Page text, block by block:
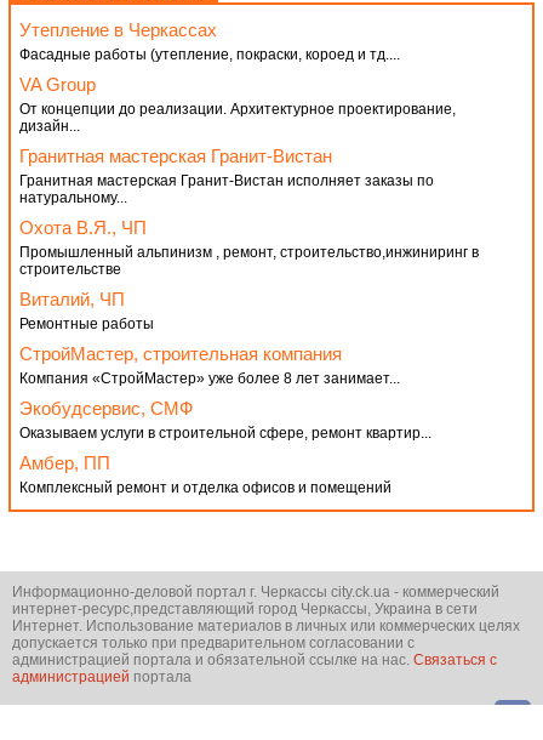
Утепление в Черкассах
Фасадные работы (утепление, покраски, короед и тд....
VA Group
От концепции до реализации. Архитектурное проектирование,
дизайн...
Гранитная мастерская Гранит-Вистан
Гранитная мастерская Гранит-Вистан исполняет заказы по
натуральному...
Охота В.Я., ЧП
Промышленный альпинизм , ремонт, строительство,инжиниринг в
строительстве
Виталий, ЧП
Ремонтные работы
СтройМастер, строительная компания
Компания «СтройМастер» уже более 8 лет занимает...
Экобудсервис, СМФ
Оказываем услуги в строительной сфере, ремонт квартир...
Амбер, ПП
Комплексный ремонт и отделка офисов и помещений
Информационно-деловой портал г. Черкассы city.ck.ua - коммерческий
интернет-ресурс,представляющий город Черкассы, Украина в сети
Интернет. Использование материалов в личных или коммерческих целях
допускается только при предварительном согласовании с
администрацией портала и обязательной ссылке на нас. Связаться с
администрацией портала